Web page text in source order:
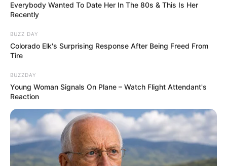
Everybody Wanted To Date Her In The 80s & This Is Her
Recently
BUZZ DAY
Colorado Elk's Surprising Response After Being Freed From
Tire
BUZZDAY
Young Woman Signals On Plane – Watch Flight Attendant's
Reaction